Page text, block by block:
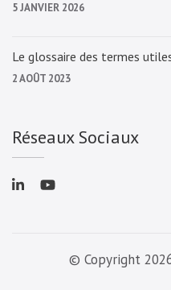
5 JANVIER 2026
Le glossaire des termes
2 AOÛT 2023
Réseaux Sociaux
© Copyright